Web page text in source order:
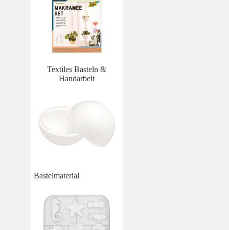
Textiles Basteln &
Handarbeit
Bastelmaterial